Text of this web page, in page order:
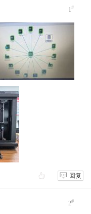
1#
回复
2#